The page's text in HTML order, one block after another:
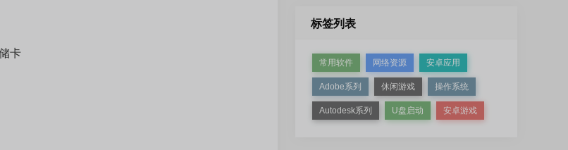
卡
标签列表
常用软件 网络资源 安卓应用
Adobe系列 休闲游戏 操作系统
Autodesk系列 U盘启动 安卓游戏